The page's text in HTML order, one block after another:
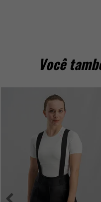
Você